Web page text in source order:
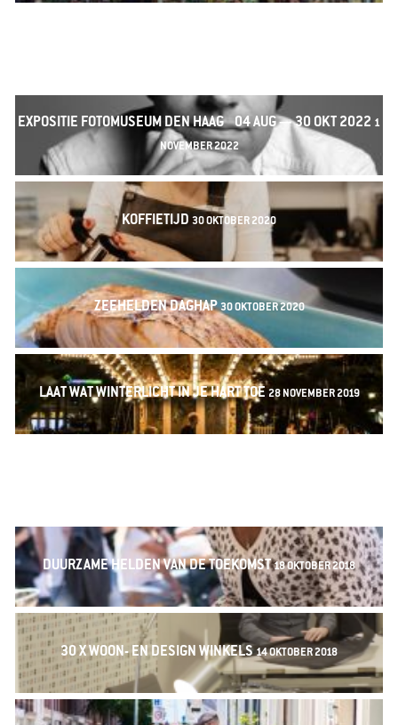
EXPOSITIE FOTOMUSEUM DEN HAAG ​​​​​​​04 AUG — 30 OKT 2022 1
NOVEMBER 2022
KOFFIETIJD 30 OKTOBER 2020
ZEEHELDEN DAGHAP 30 OKTOBER 2020
LAAT WAT WINTERLICHT IN JE HART TOE 28 NOVEMBER 2019
DUURZAME HELDEN VAN DE TOEKOMST 18 OKTOBER 2018
30 X WOON- EN DESIGN WINKELS 14 OKTOBER 2018